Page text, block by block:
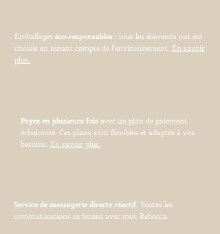
Emballages éco-responsables : tous les éléments ont été
choisis en tenant compte de l’environnement. En savoir
plus.
Payez en plusieurs fois avec un plan de paiement
échelonné. Ces plans sont flexibles et adaptés à vos
besoins. En savoir plus.
Service de messagerie directe réactif. Toutes les
communications se feront avec moi, Rebecca.